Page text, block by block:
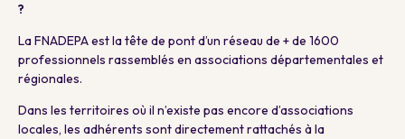
?
La FNADEPA est la tête de pont d’un réseau de + de 1600
professionnels rassemblés en associations départementales et
régionales.
Dans les territoires où il n’existe pas encore d’associations
locales, les adhérents sont directement rattachés à la